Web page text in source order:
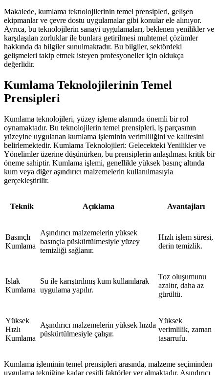
Makalede, kumlama teknolojilerinin temel prensipleri, gelişen
ekipmanlar ve çevre dostu uygulamalar gibi konular ele alınıyor.
Ayrıca, bu teknolojilerin sanayi uygulamaları, beklenen yenilikler ve
karşılaşılan zorluklar ile bunlara getirilmesi muhtemel çözümler
hakkında da bilgiler sunulmaktadır. Bu bilgiler, sektördeki
gelişmeleri takip etmek isteyen profesyoneller için oldukça
değerlidir.
Kumlama Teknolojilerinin Temel
Prensipleri
Kumlama teknolojileri, yüzey işleme alanında önemli bir rol
oynamaktadır. Bu teknolojilerin temel prensipleri, iş parçasının
yüzeyine uygulanan kumlama işleminin verimliliğini ve kalitesini
belirlemektedir. Kumlama Teknolojileri: Gelecekteki Yenilikler ve
Yönelimler üzerine düşünürken, bu prensiplerin anlaşılması kritik bir
öneme sahiptir. Kumlama işlemi, genellikle yüksek basınç altında
kum veya diğer aşındırıcı malzemelerin kullanılmasıyla
gerçekleştirilir.
Teknik Açıklama Avantajları
Basınçlı
Kumlama
Aşındırıcı malzemelerin yüksek
basınçla püskürtülmesiyle yüzey
temizliği sağlanır.
Hızlı işlem süresi,
derin temizlik.
Islak
Kumlama
Su ile karıştırılmış kum kullanılarak
uygulama yapılır.
Toz oluşumunu
azaltır, daha az
gürültü.
Yüksek
Hızlı
Kumlama
Aşındırıcı malzemelerin yüksek hızda
püskürtülmesiyle çalışır.
Yüksek
verimlilik, zaman
tasarrufu.
Kumlama işleminin temel prensipleri arasında, malzeme seçiminden
uygulama tekniğine kadar çeşitli faktörler yer almaktadır. Aşındırıcı